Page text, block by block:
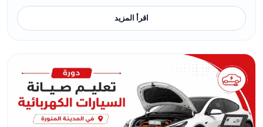
اقرأ المزيد